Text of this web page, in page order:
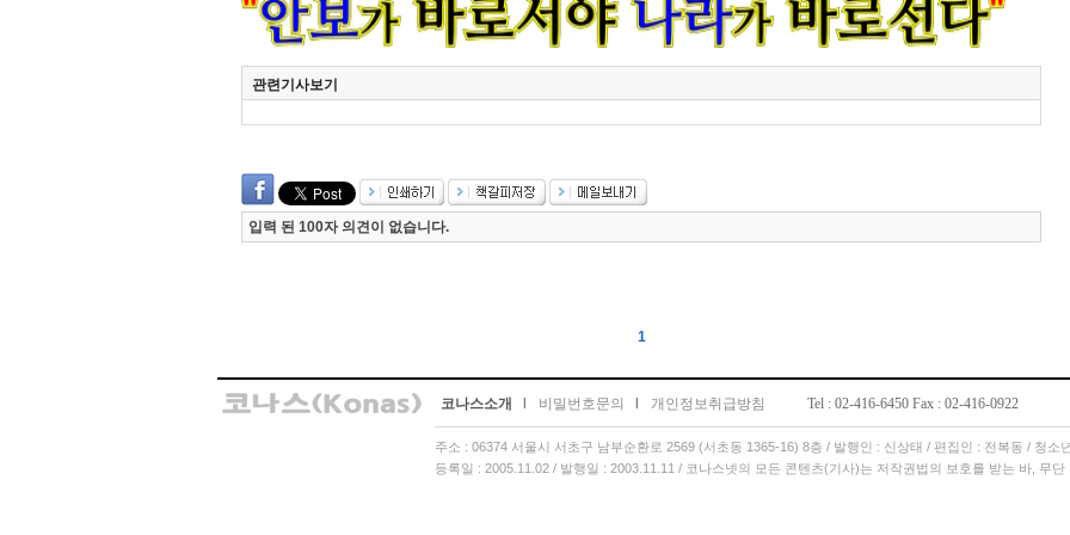
관련기사보기
입력 된 100자 의견이 없습니다.
1
코나스소개 비밀번호문의 개인정보취급방침 Tel : 02-416-6450 Fax : 02-416-0922
주소 : 06374 서울시 서초구 남부순환로 2569 (서초동 1365-16) 8층 / 발행인 : 신상태 / 편집인 : 전복동 / 청소
등록일 : 2005.11.02 / 발행일 : 2003.11.11 / 코나스넷의 모든 콘텐츠(기사)는 저작권법의 보호를 받는 바, 무단